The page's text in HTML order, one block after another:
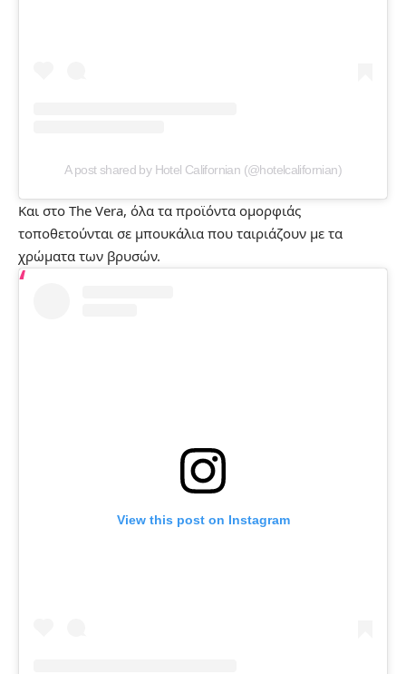
A post shared by Hotel Californian (@hotelcalifornian)
Και στο The Vera, όλα τα προϊόντα ομορφιάς
τοποθετούνται σε μπουκάλια που ταιριάζουν με τα
χρώματα των βρυσών.
View this post on Instagram